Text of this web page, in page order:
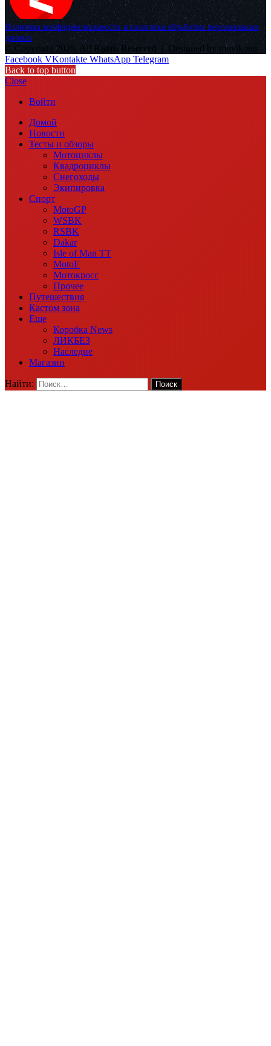
Политика конфиденциальности и политика обработки персональных
данных
© Copyright 2026, All Rights Reserved | Designed by muvikone
Facebook VKontakte WhatsApp Telegram
Back to top button
Close
Войти
Домой
Новости
Тесты и обзоры
Мотоциклы
Квадроциклы
Снегоходы
Экипировка
Спорт
MotoGP
WSBK
RSBK
Dakar
Isle of Man TT
MotoE
Мотокросс
Прочее
Путешествия
Кастом зона
Еще
Коробка News
ЛИКБЕЗ
Наследие
Магазин
Найти: